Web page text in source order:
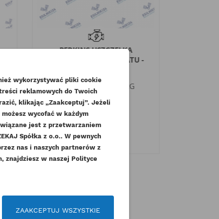
PERKINS USZCZELKA
PODSTAWA TERMOSTATU -
Indeks
3682A015-ORG
Dostępny
36,90 złBrutto
30,00 zł
wykorzystywać pliki cookie
reklamowych do Twoich
klikając „Zaakceptuj”. Jeżeli
wycofać w każdym
jest z przetwarzaniem
Spółka z o.o.. W pewnych
nas i naszych partnerów z
znajdziesz w naszej Polityce
ZAAKCEPTUJ WSZYSTKIE